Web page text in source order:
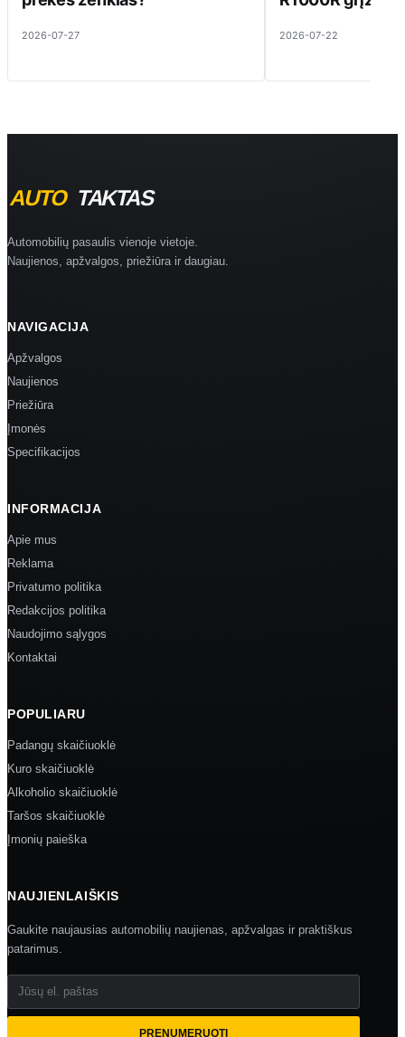
2026-07-27 2026-07-22
Automobilių pasaulis vienoje vietoje.
Naujienos, apžvalgos, priežiūra ir daugiau.
NAVIGACIJA
Apžvalgos
Naujienos
Priežiūra
Įmonės
Specifikacijos
INFORMACIJA
Apie mus
Reklama
Privatumo politika
Redakcijos politika
Naudojimo sąlygos
Kontaktai
POPULIARU
Padangų skaičiuoklė
Kuro skaičiuoklė
Alkoholio skaičiuoklė
Taršos skaičiuoklė
Įmonių paieška
NAUJIENLAIŠKIS
Gaukite naujausias automobilių naujienas, apžvalgas ir praktiškus
patarimus.
Jūsų el. paštas
PRENUMERUOTI